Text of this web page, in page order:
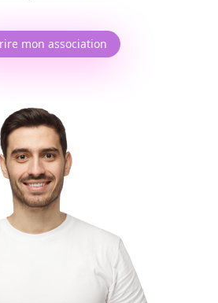
mon association